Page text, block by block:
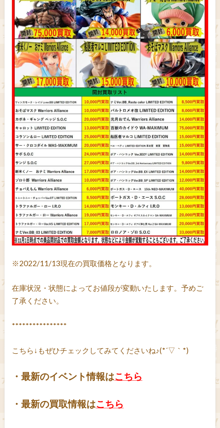
※2022/11/13現在の買取価格となります。
在庫状況・状態によってお値段が変動いたします。予めご
了承ください。
****************
こちら↓もぜひチェックしてみてくださいね♪(*´▽｀*)
・最新のイベント情報はこちら
・最新の買取情報はこちら